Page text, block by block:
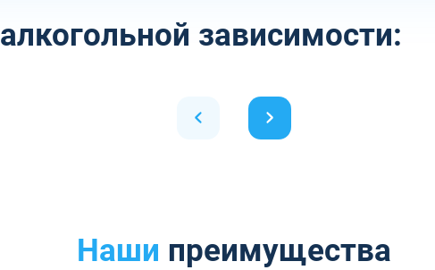
алкогольной зависимости:
Наши преимущества